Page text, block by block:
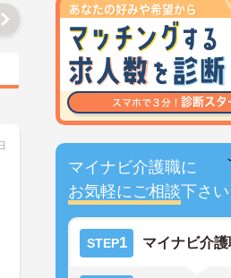
マイナビ介護職に
お気軽にご相談下さい
STEP1 マイナビ介